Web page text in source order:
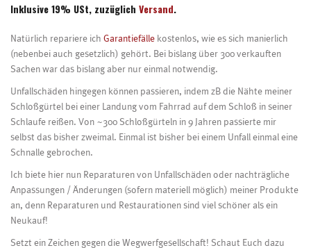
Inklusive 19% USt, zuzüglich Versand.
Natürlich repariere ich Garantiefälle kostenlos, wie es sich manierlich
(nebenbei auch gesetzlich) gehört. Bei bislang über 300 verkauften
Sachen war das bislang aber nur einmal notwendig.
Unfallschäden hingegen können passieren, indem zB die Nähte meiner
Schloßgürtel bei einer Landung vom Fahrrad auf dem Schloß in seiner
Schlaufe reißen. Von ~300 Schloßgürteln in 9 Jahren passierte mir
selbst das bisher zweimal. Einmal ist bisher bei einem Unfall einmal eine
Schnalle gebrochen.
Ich biete hier nun Reparaturen von Unfallschäden oder nachträgliche
Anpassungen / Änderungen (sofern materiell möglich) meiner Produkte
an, denn Reparaturen und Restaurationen sind viel schöner als ein
Neukauf!
Setzt ein Zeichen gegen die Wegwerfgesellschaft! Schaut Euch dazu